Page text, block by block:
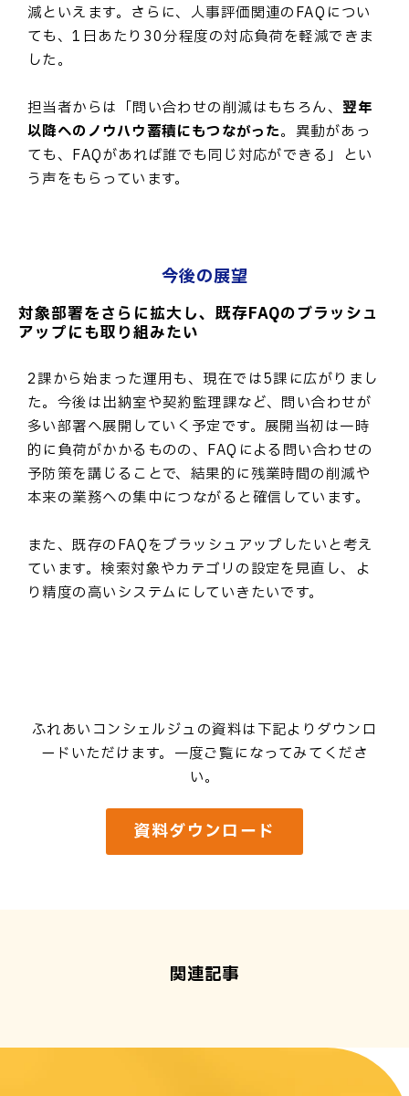
減といえます。さらに、人事評価関連のFAQについ
ても、1日あたり30分程度の対応負荷を軽減できま
した。
担当者からは「問い合わせの削減はもちろん、 翌年
以降へのノウハウ蓄積にもつながった。異動があっ
ても、FAQがあれば誰でも同じ対応ができる」とい
う声をもらっています。
今後の展望
対象部署をさらに拡大し、既存FAQのブラッシュ
アップにも取り組みたい
2課から始まった運用も、現在では5課に広がりまし
た。今後は出納室や契約監理課など、問い合わせが
多い部署へ展開していく予定です。展開当初は一時
的に負荷がかかるものの、FAQによる問い合わせの
予防策を講じることで、結果的に残業時間の削減や
本来の業務への集中につながると確信しています。
また、既存のFAQをブラッシュアップしたいと考え
ています。検索対象やカテゴリの設定を見直し、よ
り精度の高いシステムにしていきたいです。
ふれあいコンシェルジュの資料は下記よりダウンロ
ードいただけます。一度ご覧になってみてくださ
い。
資料ダウンロード
関連記事